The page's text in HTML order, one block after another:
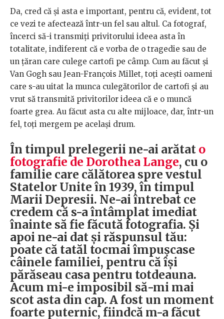
Da, cred că și asta e important, pentru că, evident, tot
ce vezi te afectează într-un fel sau altul. Ca fotograf,
încerci să-i transmiți privitorului ideea asta în
totalitate, indiferent că e vorba de o tragedie sau de
un țăran care culege cartofi pe câmp. Cum au făcut și
Van Gogh sau Jean-François Millet, toți acești oameni
care s-au uitat la munca culegătorilor de cartofi și au
vrut să transmită privitorilor ideea că e o muncă
foarte grea. Au făcut asta cu alte mijloace, dar, într-un
fel, toți mergem pe același drum.
În timpul prelegerii ne-ai arătat o
fotografie de Dorothea Lange, cu o
familie care călătorea spre vestul
Statelor Unite în 1939, în timpul
Marii Depresii. Ne-ai întrebat ce
credem că s-a întâmplat imediat
înainte să fie făcută fotografia. Și
apoi ne-ai dat și răspunsul tău:
poate că tatăl tocmai împușcase
câinele familiei, pentru că își
părăseau casa pentru totdeauna.
Acum mi-e imposibil să-mi mai
scot asta din cap. A fost un moment
foarte puternic, fiindcă m-a făcut